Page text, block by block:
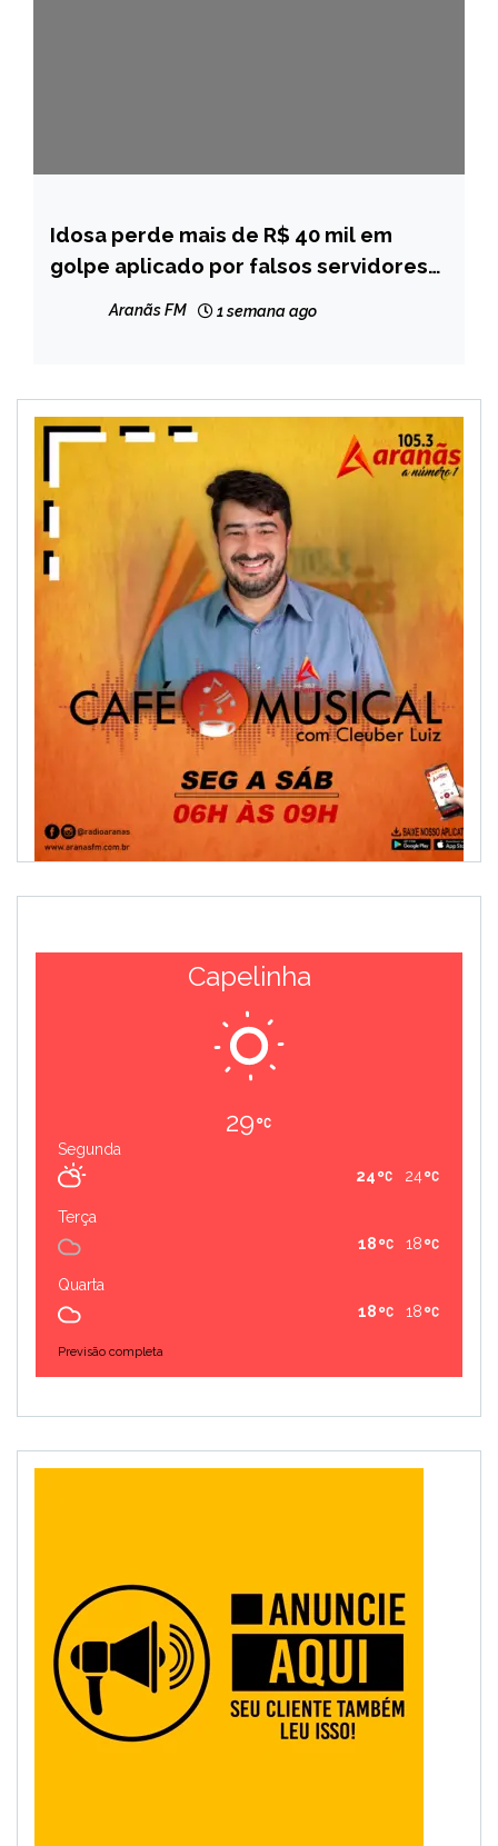
MINAS
GERAIS
NOTÍCIAS
Idosa perde mais de R$ 40 mil em
golpe aplicado por falsos servidores
Aranãs FM 1 semana ago
Capelinha
29
Segunda
24
24
Terça
18
18
Quarta
18
18
Previsão completa